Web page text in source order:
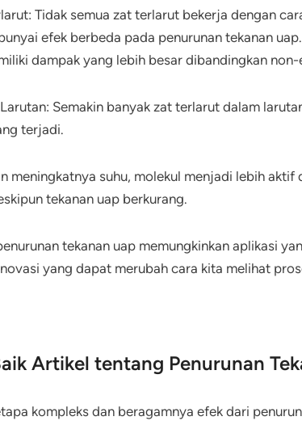
Tidak semua zat terlarut bekerja dengan
efek berbeda pada penurunan tekanan
dampak yang lebih besar dibandingkan
Semakin banyak zat terlarut dalam
terjadi.
meningkatnya suhu, molekul menjadi lebih
tekanan uap berkurang.
tekanan uap memungkinkan aplikasi
yang dapat merubah cara kita melihat
Artikel tentang Penurunan
kompleks dan beragamnya efek dari